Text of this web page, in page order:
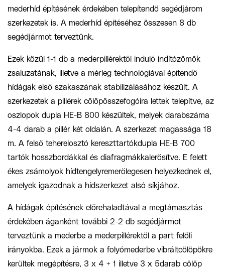
mederhíd építésének érdekében telepítendő segédjárom
szerkezetek is. A mederhíd építéséhez összesen 8 db
segédjármot terveztünk.
Ezek közül 1-1 db a mederpillérektől induló indítózömök
zsaluzatának, illetve a mérleg technológiával építendő
hídágak első szakaszának stabilizálásához készül t. A
szerkezetek a pillérek cölöpösszefogóira lettek telepítve, az
oszlopok dupla HE-B 800 készültek, melyek darabszáma
4-4 darab a pillér két oldalán. A szerkezet magassága 18
m. A felső teherelosztó kereszttartókdupla HE-B 700
tartók hosszbordákkal és diafragmákkal erősítve. E felett
ékes zsámolyok hídtengelyremerőlegesen helyezkednek el ,
amelyek igazodnak a hídszerkezet alsó síkjához.
A hídágak építésének előrehaladtával a megtámasztás
érdekében áganként további 2-2 db segédjármot
terveztünk a mederbe a mederpillérektől a part felőli
irányokba. Ezek a jármok a folyómederbe vibráltcölöpökre
kerül tek megépítésre, 3 x 4 + 1 illetve 3 x 5darab cölöp